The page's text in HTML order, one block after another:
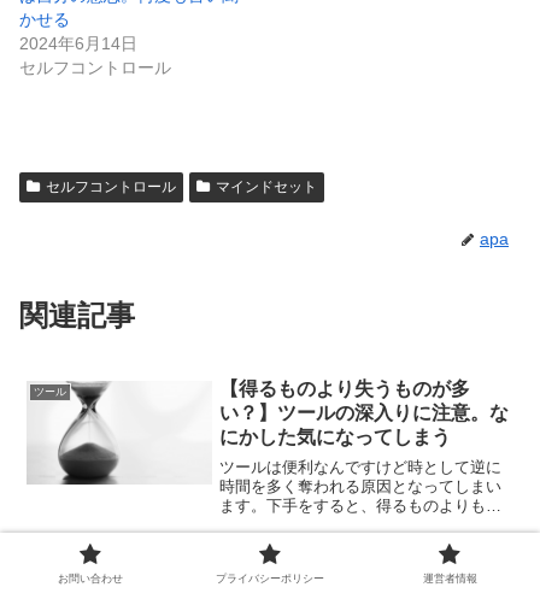
かせる
2024年6月14日
セルフコントロール
セルフコントロール マインドセット
apa
関連記事
ツール
【得るものより失うものが多
い？】ツールの深入りに注意。な
にかした気になってしまう
ツールは便利なんですけど時として逆に
時間を多く奪われる原因となってしまい
ます。下手をすると、得るものよりも失
ん。そうしたツールとの向き合い方につ
いて考えていきます。
自分にできることを最大限やって
お問い合わせ プライバシーポリシー 運営者情報